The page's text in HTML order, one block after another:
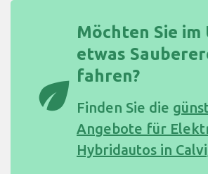
eco
Möchten Sie im
etwas
fahren?
Finden Sie die
Angebote für
Hybridautos in